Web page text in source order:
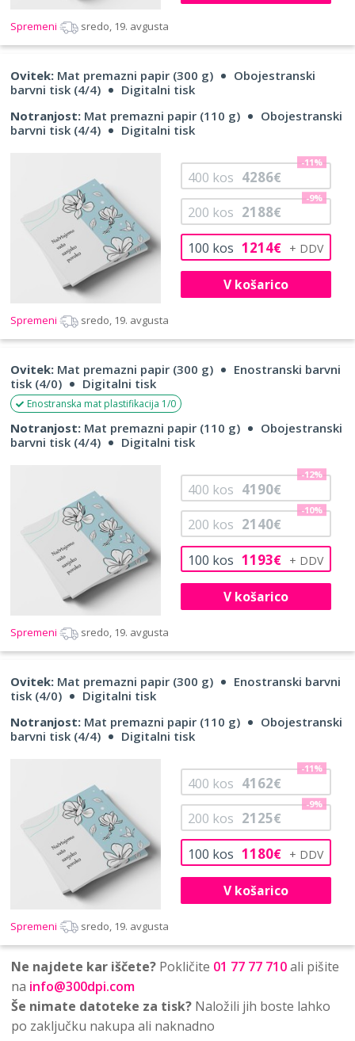
Spremeni sredo, 19. avgusta
Ovitek: Mat premazni papir (300 g)
Obojestranski
barvni tisk (4/4)
Digitalni tisk
Notranjost: Mat premazni papir (110 g)
Obojestranski
barvni tisk (4/4)
Digitalni tisk
100 kos 1214€
200 kos 2188€
-9%
400 kos 4286€
-11%
V košarico
Spremeni sredo, 19. avgusta
Ovitek: Mat premazni papir (300 g)
Enostranski barvni
tisk (4/0)
Digitalni tisk
Enostranska mat plastifikacija 1/0
Notranjost: Mat premazni papir (110 g)
Obojestranski
barvni tisk (4/4)
Digitalni tisk
100 kos 1193€
200 kos 2140€
-10%
400 kos 4190€
-12%
V košarico
Spremeni sredo, 19. avgusta
Ovitek: Mat premazni papir (300 g)
Enostranski barvni
tisk (4/0)
Digitalni tisk
Notranjost: Mat premazni papir (110 g)
Obojestranski
barvni tisk (4/4)
Digitalni tisk
100 kos 1180€
200 kos 2125€
-9%
400 kos 4162€
-11%
V košarico
Spremeni sredo, 19. avgusta
Ne najdete kar iščete? Pokličite 01 77 77 710ali pišite
na info@300dpi.com
Še nimate datoteke za tisk? Naložili jih boste lahko
po zaključku nakupa ali naknadno